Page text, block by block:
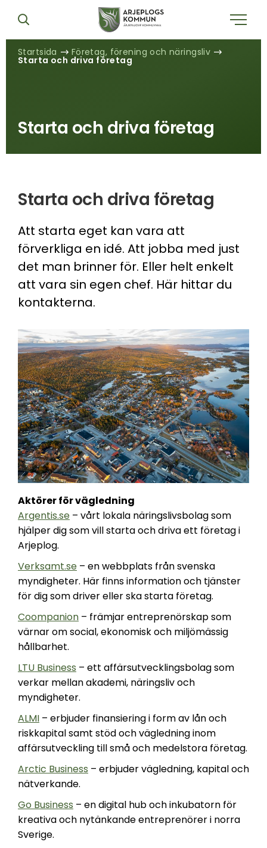
Startsida Företag, förening och näringsliv
Starta och driva företag
Starta och driva företag
Starta och driva företag
Att starta eget kan vara att
förverkliga en idé. Att jobba med just
det man brinner för. Eller helt enkelt
att vara sin egen chef. Här hittar du
kontakterna.
Aktörer för vägledning
Argentis.se – vårt lokala näringslivsbolag som
hjälper dig som vill starta och driva ett företag i
Arjeplog.
Verksamt.se – en webbplats från svenska
myndigheter. Här finns information och tjänster
för dig som driver eller ska starta företag.
Coompanion – främjar entreprenörskap som
värnar om social, ekonomisk och miljömässig
hållbarhet.
LTU Business – ett affärsutvecklingsbolag som
verkar mellan akademi, näringsliv och
myndigheter.
ALMI – erbjuder finansiering i form av lån och
riskkapital samt stöd och vägledning inom
affärsutveckling till små och medelstora företag.
Arctic Business – erbjuder vägledning, kapital och
nätverkande.
Go Business – en digital hub och inkubatorn för
kreativa och nytänkande entreprenörer i norra
Sverige.